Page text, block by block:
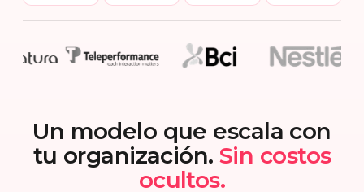
Un modelo que escala con
tu organización.Sin costos
ocultos.